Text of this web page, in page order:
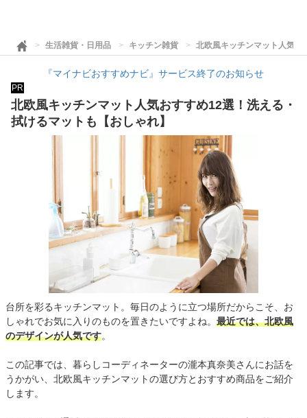
生活雑貨・日用品 キッチン雑貨 北欧風キッチンマット人気お
『マイナビおすすめナビ』サービス終了のお知らせ
PR
北欧風キッチンマット人気おすすめ12選！洗える・
拭けるマットも【おしゃれ】
台所を彩るキッチンマット。毎日のように立つ場所だからこそ、お
しゃれでお気に入りのものを置きたいですよね。 最近では、北欧風
のデザインが人気です。
この記事では、暮らしコーディネーターの瀧本真奈美さんにお話を
うかがい、北欧風キッチンマットの選び方とおすすめ商品をご紹介
します。